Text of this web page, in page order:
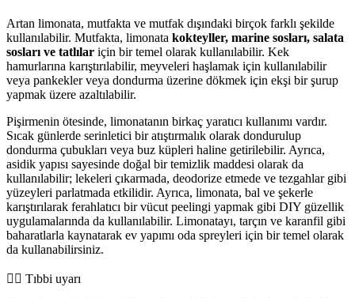
Artan limonata, mutfakta ve mutfak dışındaki birçok farklı şekilde
kullanılabilir. Mutfakta, limonata kokteyller, marine sosları, salata
sosları ve tatlılar için bir temel olarak kullanılabilir. Kek
hamurlarına karıştırılabilir, meyveleri haşlamak için kullanılabilir
veya pankekler veya dondurma üzerine dökmek için ekşi bir şurup
yapmak üzere azaltılabilir.
Pişirmenin ötesinde, limonatanın birkaç yaratıcı kullanımı vardır.
Sıcak günlerde serinletici bir atıştırmalık olarak dondurulup
dondurma çubukları veya buz küpleri haline getirilebilir. Ayrıca,
asidik yapısı sayesinde doğal bir temizlik maddesi olarak da
kullanılabilir; lekeleri çıkarmada, deodorize etmede ve tezgahlar gibi
yüzeyleri parlatmada etkilidir. Ayrıca, limonata, bal ve şekerle
karıştırılarak ferahlatıcı bir vücut peelingi yapmak gibi DIY güzellik
uygulamalarında da kullanılabilir. Limonatayı, tarçın ve karanfil gibi
baharatlarla kaynatarak ev yapımı oda spreyleri için bir temel olarak
da kullanabilirsiniz.
👨‍⚕️️ Tıbbi uyarı